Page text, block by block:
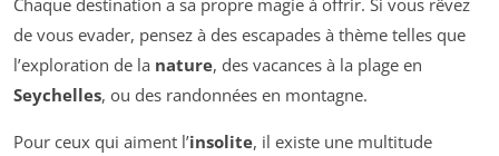
Chaque destination a sa propre magie à offrir. Si vous rêvez
de vous evader, pensez à des escapades à thème telles que
l’exploration de la nature, des vacances à la plage en
Seychelles, ou des randonnées en montagne.
Pour ceux qui aiment l’insolite, il existe une multitude